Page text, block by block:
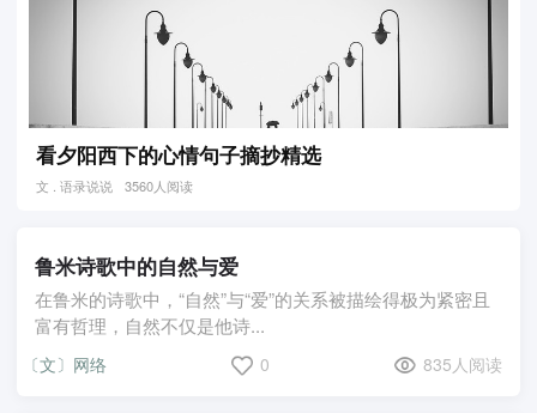
看夕阳西下的心情句子摘抄精选
文 . 语录说说 3560人阅读
鲁米诗歌中的自然与爱
在鲁米的诗歌中，“自然”与“爱”的关系被描绘得极为紧密且
富有哲理，自然不仅是他诗...
〔文〕网络 0 835人阅读